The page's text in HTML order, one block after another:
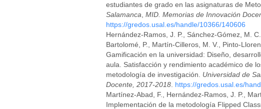
estudiantes de grado en las asignaturas de
Salamanca, MID. Memorias de Innovación
https://gredos.usal.es/handle/10366/140606
Hernández-Ramos, J. P., Sánchez-Gómez, M.
Bartolomé, P., Martín-Cilleros, M. V., Pinto-
Gamificación en la universidad: Diseño,
aula. Satisfacción y rendimiento académico de
metodología de investigación. Universidad de
Docente, 2017-2018. https://gredos.usal.es/
Martínez-Abad, F., Hernández-Ramos, J. P.,
Implementación de la metodología Flipped